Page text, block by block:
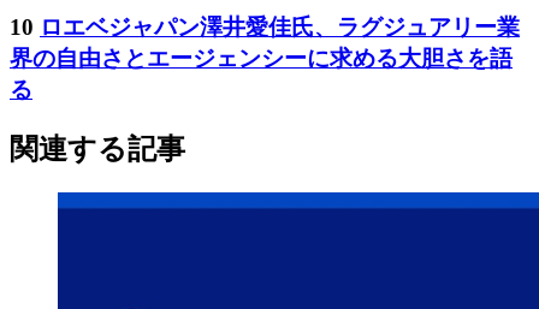
10 ロエベジャパン澤井愛佳氏、ラグジュアリー業
界の自由さとエージェンシーに求める大胆さを語
る
関連する記事